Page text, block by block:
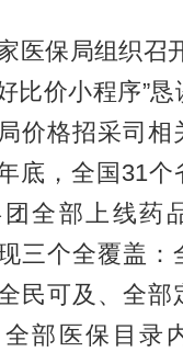
医保局组织召
比价小程序”恳
价格招采司相
底，全国31个
全部上线药
三个全覆盖：
民可及、全部
部医保目录